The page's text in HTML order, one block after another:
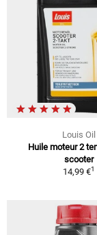
Louis Oil
Huile moteur 2
scooter
14,99 €1